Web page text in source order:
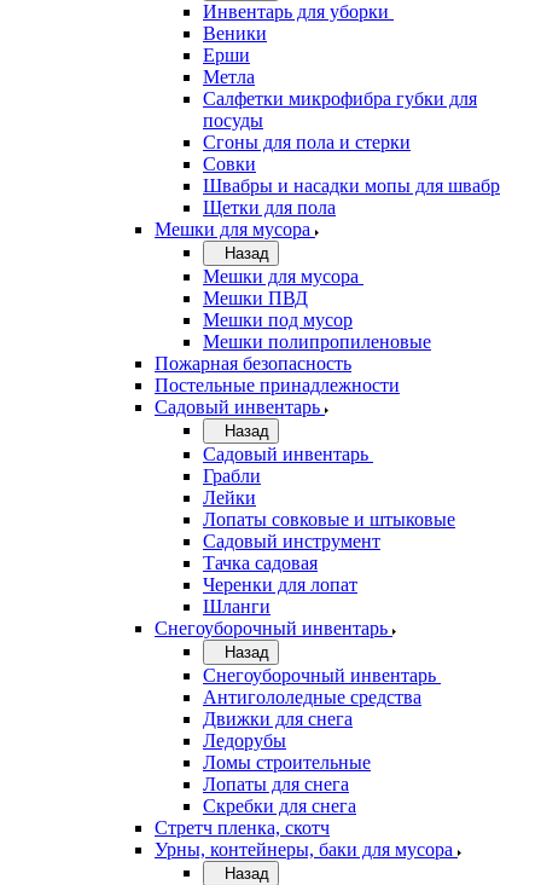
Инвентарь для уборки
Веники
Ерши
Метла
Салфетки микрофибра губки для
посуды
Сгоны для пола и стерки
Совки
Швабры и насадки мопы для швабр
Щетки для пола
Мешки для мусора
Назад
Мешки для мусора
Мешки ПВД
Мешки под мусор
Мешки полипропиленовые
Пожарная безопасность
Постельные принадлежности
Садовый инвентарь
Назад
Садовый инвентарь
Грабли
Лейки
Лопаты совковые и штыковые
Садовый инструмент
Тачка садовая
Черенки для лопат
Шланги
Снегоуборочный инвентарь
Назад
Снегоуборочный инвентарь
Антигололедные средства
Движки для снега
Ледорубы
Ломы строительные
Лопаты для снега
Скребки для снега
Стретч пленка, скотч
Урны, контейнеры, баки для мусора
Назад